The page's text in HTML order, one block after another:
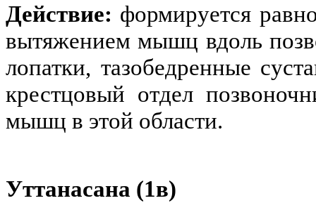
Действие: формируется
вытяжением мышц вдоль
лопатки, тазобедренные
крестцовый отдел
мышц в этой области.
Уттанасана (1в)